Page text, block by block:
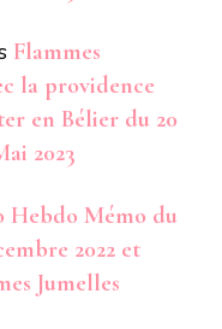
Flammes
la providence
en Bélier du 20
2023
Hebdo Mémo du
2022 et
Jumelles